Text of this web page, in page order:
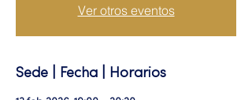
Ver otros eventos
Sede | Fecha | Horarios